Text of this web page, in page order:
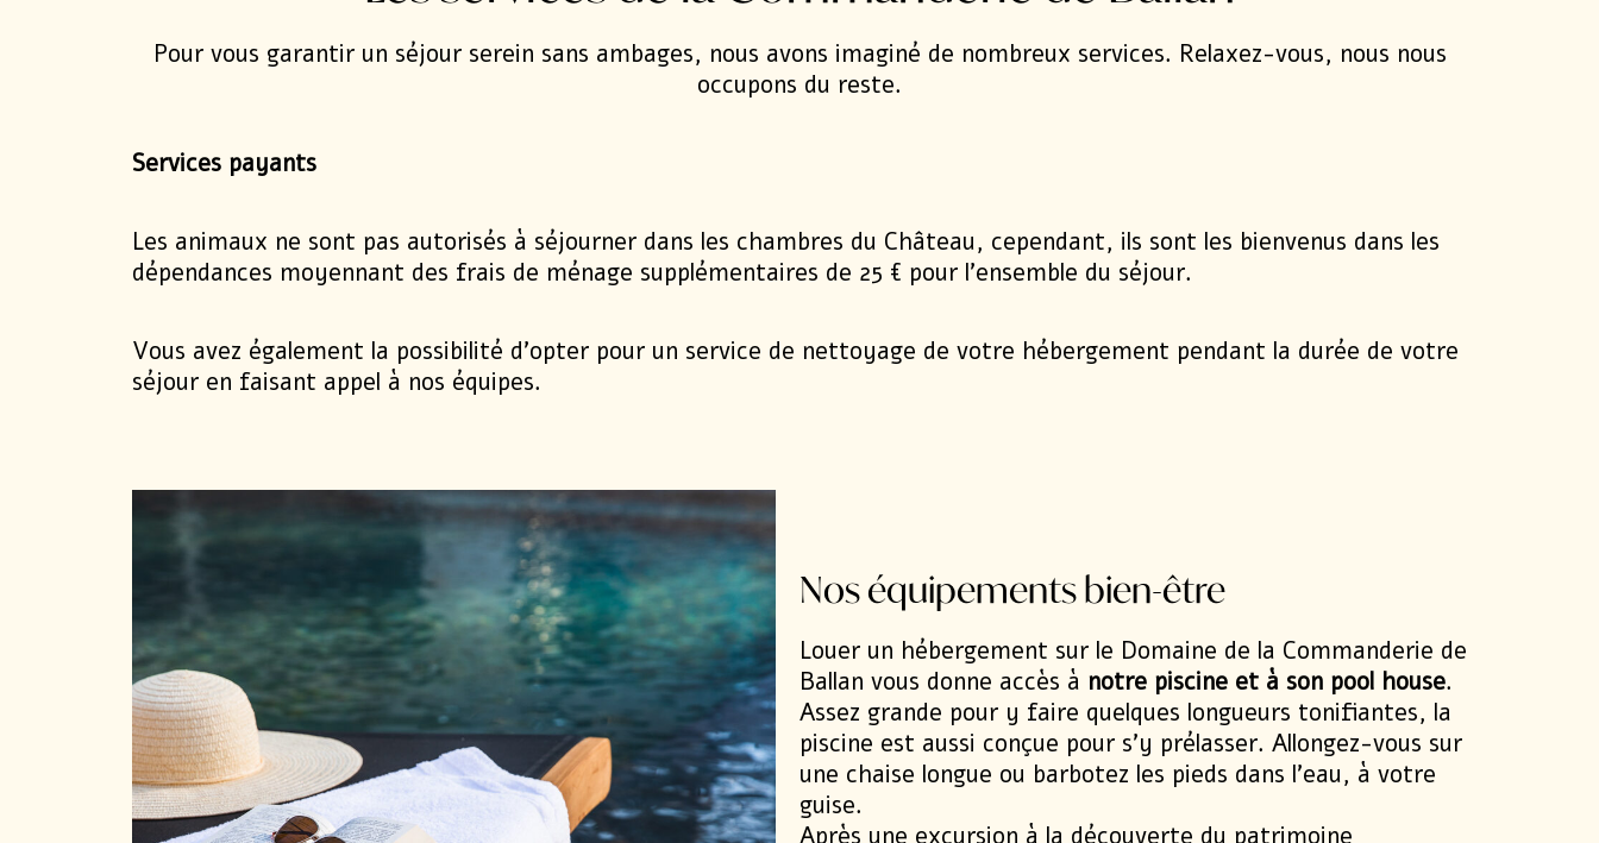
Bien-être
Le domaine
Presse
Découvrir
LIBERALIS
Guide pour un week-end proche
de Paris en Touraine
Découvrir
Pour vous garantir un séjour serein sans ambages, nous avons imaginé de nombreux services. Relaxez-vous, nous nous
occupons du reste.
Services payants
Les animaux ne sont pas autorisés à séjourner dans les chambres du Château, cependant, ils sont les bienvenus dans les
dépendances moyennant des frais de ménage supplémentaires de 25 € pour l’ensemble du séjour.
Vous avez également la possibilité d’opter pour un service de nettoyage de votre hébergement pendant la durée de votre
séjour en faisant appel à nos équipes.
Nos équipements bien-être
Louer un hébergement sur le Domaine de la Commanderie de
Ballan vous donne accès à notre piscine et à son pool house.
Assez grande pour y faire quelques longueurs tonifiantes, la
piscine est aussi conçue pour s’y prélasser. Allongez-vous sur
une chaise longue ou barbotez les pieds dans l’eau, à votre
guise.